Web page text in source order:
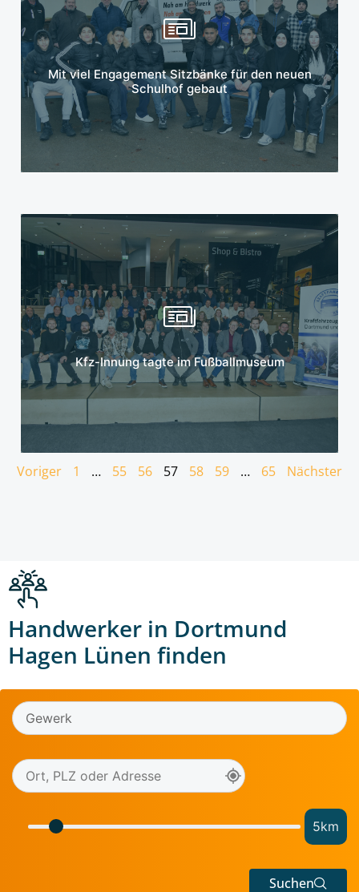
Mit viel Engagement Sitzbänke für den neuen
Schulhof gebaut
Mehr erfahren
Kfz-Innung tagte im Fußballmuseum
Mehr erfahren
Voriger 1 … 55 56 57 58 59 … 65 Nächster
Handwerker in Dortmund
Hagen Lünen finden
5km
Suchen